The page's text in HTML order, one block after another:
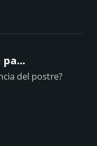
del postre?